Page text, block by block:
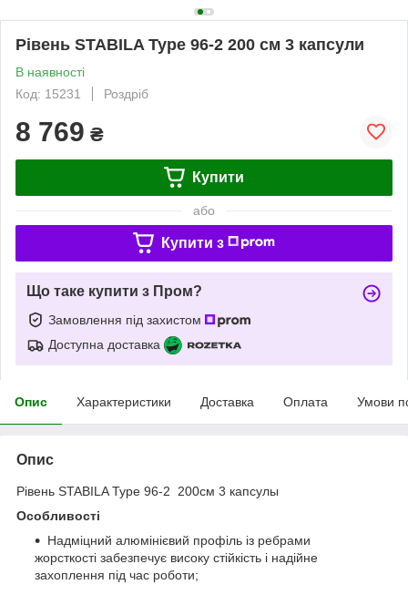
Рівень STABILA Type 96-2 200 см 3 капсули
В наявності
Код: 15231
Роздріб
8 769 ₴
Купити
або
Купити з
Що таке купити з Пром?
Замовлення під захистом
Доступна доставка
Опис Характеристики Доставка Оплата Умови
Опис
Рівень STABILA Type 96-2 200см 3 капсулы
Особливості
Надміцний алюмінієвий профіль із ребрами
жорсткості забезпечує високу стійкість і надійне
захоплення під час роботи;